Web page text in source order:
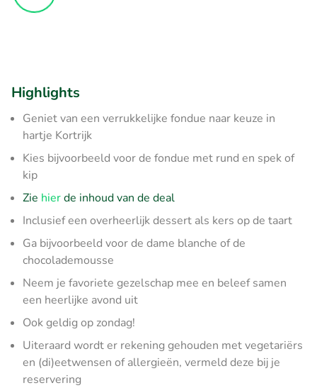
Highlights
Geniet van een verrukkelijke fondue naar keuze in
hartje Kortrijk
Kies bijvoorbeeld voor de fondue met rund en spek of
kip
Zie hierde inhoud van de deal
Inclusief een overheerlijk dessert als kers op de taart
Ga bijvoorbeeld voor de dame blanche of de
chocolademousse
Neem je favoriete gezelschap mee en beleef samen
een heerlijke avond uit
Ook geldig op zondag!
Uiteraard wordt er rekening gehouden met vegetariërs
en (di)eetwensen of allergieën, vermeld deze bij je
reservering